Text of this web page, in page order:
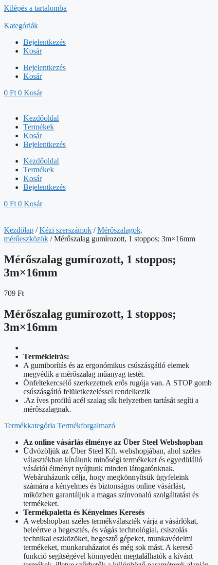
Kilépés a tartalomba
Kategóriák
Bejelentkezés
Kosár
Bejelentkezés
Kosár
0 Ft 0 Kosár
Kezdőoldal
Termékek
Kosár
Bejelentkezés
Kezdőoldal
Termékek
Kosár
Bejelentkezés
0 Ft 0 Kosár
Kezdőlap /Kézi szerszámok /Mérőszalagok,
mérőeszközök / Mérőszalag gumírozott, 1 stoppos; 3m×16mm
Mérőszalag gumírozott, 1 stoppos;
3m×16mm
709 Ft
Mérőszalag gumírozott, 1 stoppos;
3m×16mm
Termékleírás:
A gumiborítás és az ergonómikus csúszásgátló elemek
megvédik a mérőszalag műanyag testét.
Önfeltekercselő szerkezetnek erős rugója van. A STOP gomb
csúszásgátló felületkezeléssel rendelkezik
.Az íves profilú acél szalag sík helyzetben tartását segíti a
mérőszalagnak.
Termékkategória Termékforgalmazó
Az online vásárlás élménye az Über Steel Webshopban
Üdvözöljük az Über Steel Kft. webshopjában, ahol széles
választékban kínálunk minőségi termékeket és egyedülálló
vásárlói élményt nyújtunk minden látogatónknak.
Webáruházunk célja, hogy megkönnyítsük ügyfeleink
számára a kényelmes és biztonságos online vásárlást,
miközben garantáljuk a magas színvonalú szolgáltatást és
termékeket.
Termékpaletta és Kényelmes Keresés
A webshopban széles termékválaszték várja a vásárlókat,
beleértve a hegesztés, és vágás technológiai, csiszolás
technikai eszközöket, hegesztő gépeket, munkavédelmi
termékeket, munkaruházatot és még sok mást. A kereső
funkció segítségével könnyedén megtalálhatók a kívánt